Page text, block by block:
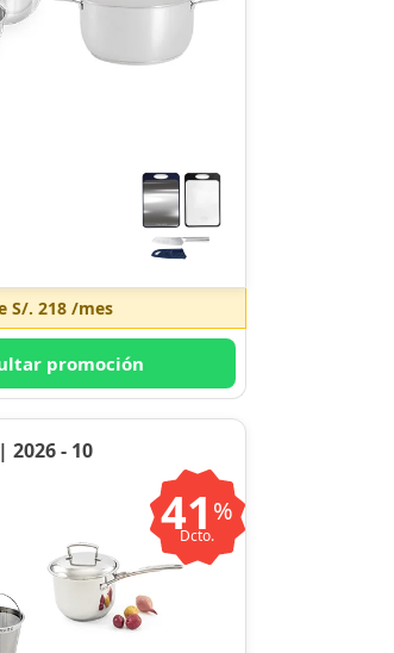
S/. 218 /mes
promoción
2026 - 10
41 %
Dcto.